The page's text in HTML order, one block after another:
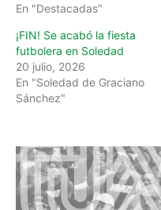
En "Destacadas"
¡FIN! Se acabó la fiesta
futbolera en Soledad
20 julio, 2026
En "Soledad de Graciano
Sánchez"